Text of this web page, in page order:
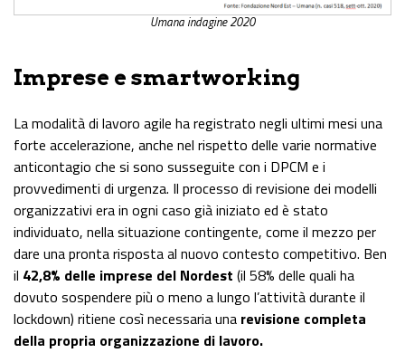
Umana indagine 2020
Imprese e smartworking
La modalità di lavoro agile ha registrato negli ultimi mesi una
forte accelerazione, anche nel rispetto delle varie normative
anticontagio che si sono susseguite con i DPCM e i
provvedimenti di urgenza. Il processo di revisione dei modelli
organizzativi era in ogni caso già iniziato ed è stato
individuato, nella situazione contingente, come il mezzo per
dare una pronta risposta al nuovo contesto competitivo. Ben
il 42,8% delle imprese del Nordest (il 58% delle quali ha
dovuto sospendere più o meno a lungo l’attività durante il
lockdown) ritiene così necessaria una revisione completa
della propria organizzazione di lavoro.